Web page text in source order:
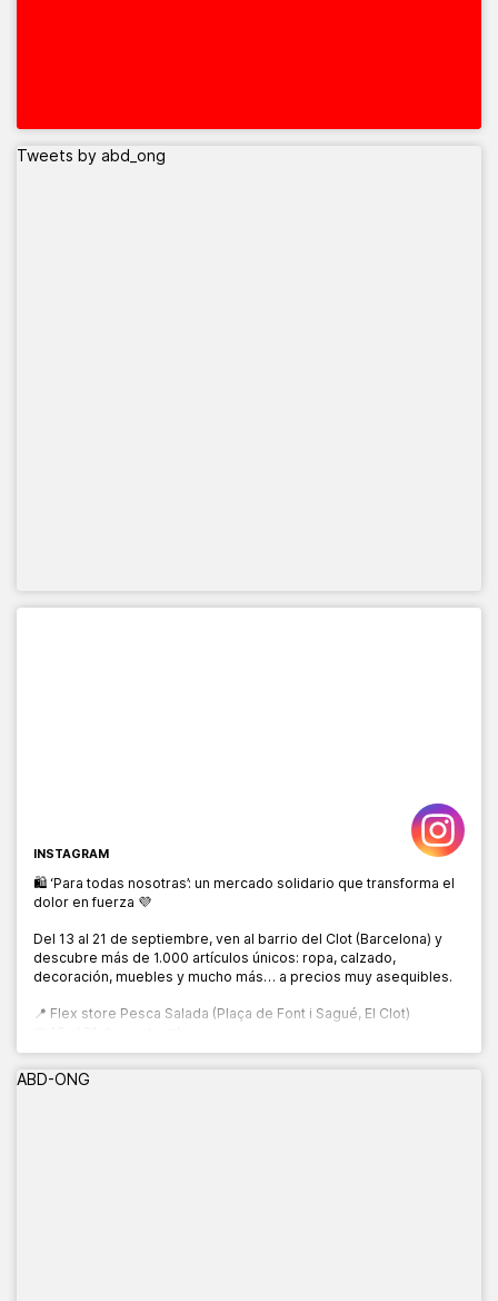
Tweets by abd_ong
INSTAGRAM
🛍️ ‘Para todas nosotras’: un mercado solidario que transforma el
dolor en fuerza 💜
Del 13 al 21 de septiembre, ven al barrio del Clot (Barcelona) y
descubre más de 1.000 artículos únicos: ropa, calzado,
decoración, muebles y mucho más… a precios muy asequibles.
📍 Flex store Pesca Salada (Plaça de Font i Sagué, El Clot)
🕙 10:00 a 20:00 h
ABD-ONG